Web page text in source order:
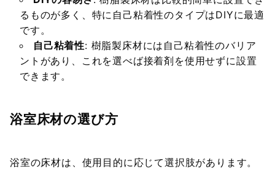
るものが多く、特に自己粘着性のタイプはDIYに最適
です。
自己粘着性: 樹脂製床材には自己粘着性のバリア
ントがあり、これを選べば接着剤を使用せずに設置
できます。
浴室床材の選び方
浴室の床材は、使用目的に応じて選択肢があります。